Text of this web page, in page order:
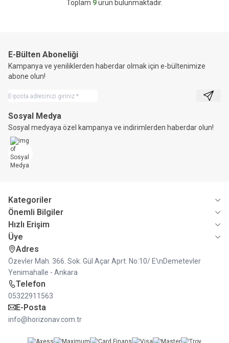
Toplam 9ürün bulunmaktadır.
E-Bülten Aboneliği
Kampanya ve yeniliklerden haberdar olmak için e-bültenimize
abone olun!
Kayıt
Sosyal Medya
Sosyal medyaya özel kampanya ve indirimlerden haberdar olun!
Kategoriler
Önemli Bilgiler
Hızlı Erişim
Üye
Adres
Özevler Mah. 366. Sok. Gül Açar Aprt. No:10/ E\nDemetevler
Yenimahalle - Ankara
Telefon
05322911563
E-Posta
info@horizonav.com.tr